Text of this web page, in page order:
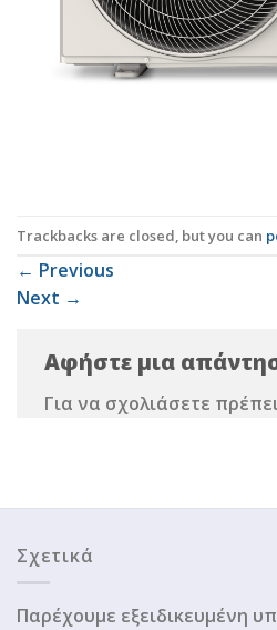
Trackbacks are closed, but you can
← Previous
Next →
Αφήστε μια
Για να σχολιάσετε
Σχετικά
Παρέχουμε εξειδικευμένη